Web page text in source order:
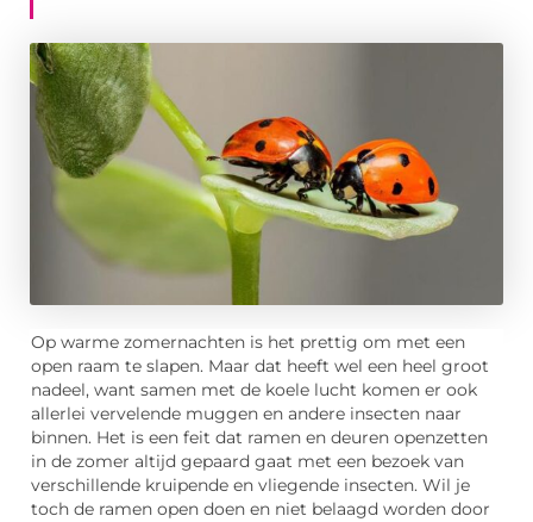
Op warme zomernachten is het prettig om met een
open raam te slapen. Maar dat heeft wel een heel groot
nadeel, want samen met de koele lucht komen er ook
allerlei vervelende muggen en andere insecten naar
binnen. Het is een feit dat ramen en deuren openzetten
in de zomer altijd gepaard gaat met een bezoek van
verschillende kruipende en vliegende insecten. Wil je
toch de ramen open doen en niet belaagd worden door